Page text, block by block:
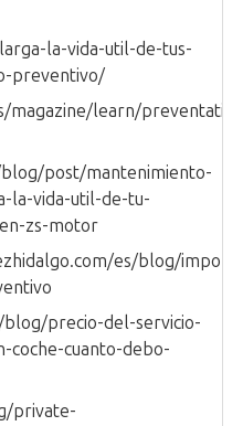
la-vida-util-de-tus-
preventivo/
magazine/learn/
post/mantenimiento-
la-vida-util-de-tu-
zs-motor
es/blog/
precio-del-servicio-
coche-cuanto-debo-
private-